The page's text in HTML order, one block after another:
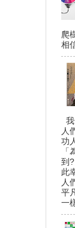
爬
相
人
功
到
此
人
平
一